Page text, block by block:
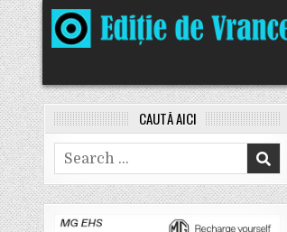
Skip
to
content
CAUTĂ AICI
Search
for: